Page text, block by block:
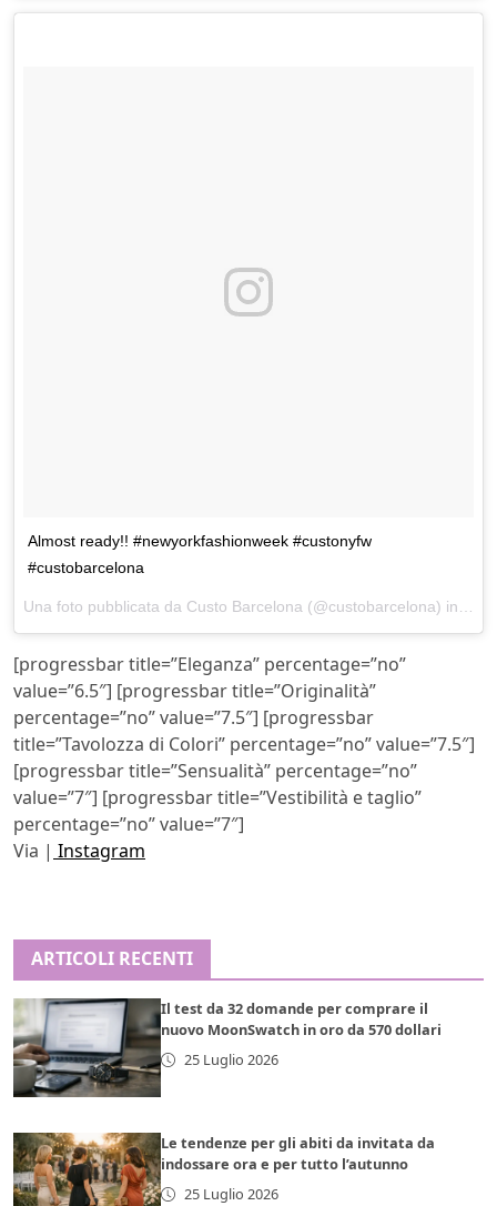
Almost ready!! #newyorkfashionweek #custonyfw
#custobarcelona
[progressbar title=”Eleganza” percentage=”no”
value=”6.5″] [progressbar title=”Originalità”
percentage=”no” value=”7.5″] [progressbar
title=”Tavolozza di Colori” percentage=”no” value=”7.5″]
[progressbar title=”Sensualità” percentage=”no”
value=”7″] [progressbar title=”Vestibilità e taglio”
percentage=”no” value=”7″]
Via | Instagram
ARTICOLI RECENTI
Il test da 32 domande per comprare il
nuovo MoonSwatch in oro da 570 dollari
25 Luglio 2026
Le tendenze per gli abiti da invitata da
indossare ora e per tutto l’autunno
25 Luglio 2026